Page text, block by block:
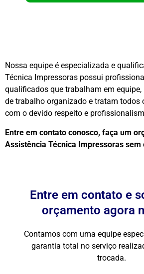
Nossa equipe é especializada e
Técnica Impressoras possui
qualificados que trabalham em
de trabalho organizado e tratam todos
com o devido respeito e
Entre em contato conosco, faça um
Assistência Técnica Impressoras sem
Entre em contato e
orçamento agora
Contamos com uma equipe
garantia total no serviço
trocada.